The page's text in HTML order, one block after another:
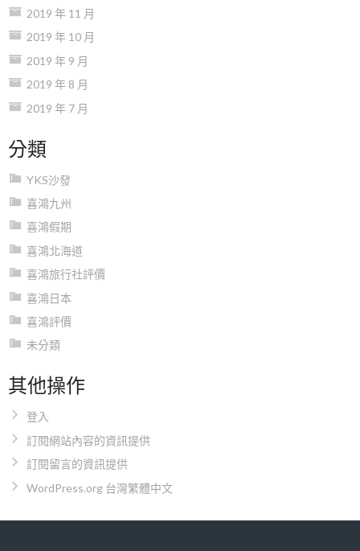
2019 年 11 月
2019 年 10 月
2019 年 9 月
2019 年 8 月
2019 年 7 月
分類
YKS沙發
喜鴻九州
喜鴻假期
喜鴻北海道
喜鴻旅行社評價
喜鴻日本
喜鴻評價
未分類
其他操作
登入
訂閱網站內容的資訊提供
訂閱留言的資訊提供
WordPress.org 台灣繁體中文